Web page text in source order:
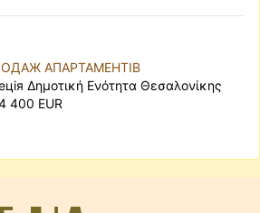
АПАРТАМЕНТІВ
Δημοτική Ενότητα Θεσαλονίκης
400 EUR